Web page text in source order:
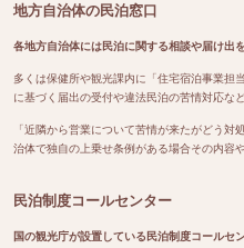
地方自治体の民泊窓口
各地方自治体には民泊に関する相談や届け出
多くは保健所や観光課内に「住宅宿泊事業担
に基づく届出の受付や違法民泊の苦情対応な
「近隣から営業について苦情が来たがどう
治体で独自の上乗せ条例がある場合その内容
民泊制度コールセンター
国の観光庁が設置している民泊制度コールセ